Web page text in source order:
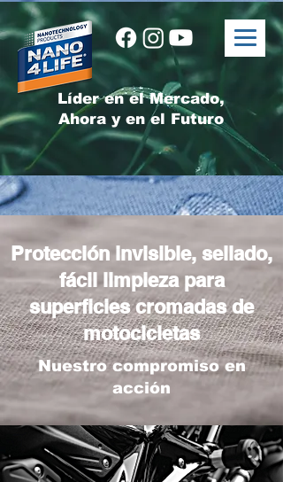
Líder en el Mercado,
Ahora y en el Futuro
Protección invisible, sellado,
fácil limpieza para
superficies cromadas de
motocicletas
Nuestro compromiso en
acción